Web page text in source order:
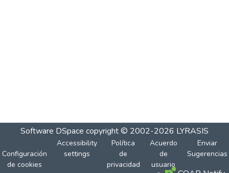
Software DSpace copyright © 2002-2026 LYRASIS
Configuración
de cookies
Accessibility
settings
Política
de
privacidad
Acuerdo
de
usuario
Enviar
Sugerencias